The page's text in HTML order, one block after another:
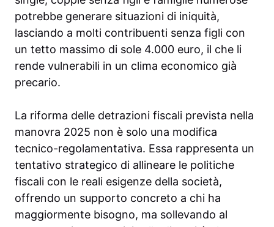
potrebbe generare situazioni di iniquità,
lasciando a molti contribuenti senza figli con
un tetto massimo di sole 4.000 euro, il che li
rende vulnerabili in un clima economico già
precario.
La riforma delle detrazioni fiscali prevista nella
manovra 2025 non è solo una modifica
tecnico-regolamentativa. Essa rappresenta un
tentativo strategico di allineare le politiche
fiscali con le reali esigenze della società,
offrendo un supporto concreto a chi ha
maggiormente bisogno, ma sollevando al